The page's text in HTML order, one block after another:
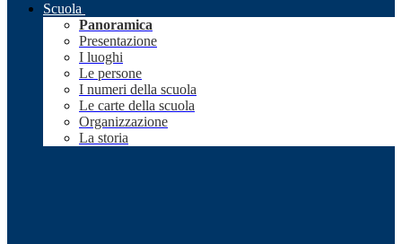
Scuola
Panoramica
Presentazione
I luoghi
Le persone
I numeri della scuola
Le carte della scuola
Organizzazione
La storia